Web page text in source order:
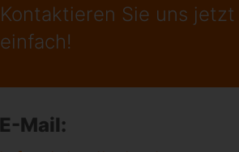
Kontaktieren Sie uns jetzt
einfach!
E-Mail: